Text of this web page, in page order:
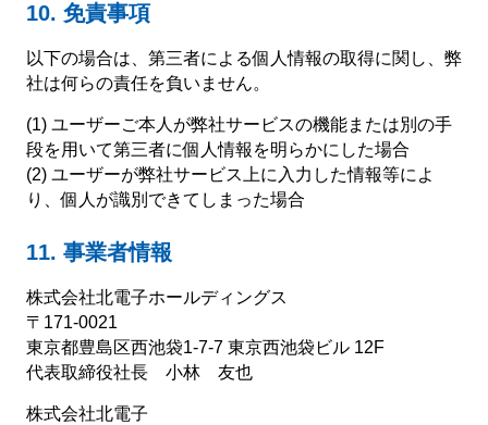
10. 免責事項
以下の場合は、第三者による個人情報の取得に関し、弊
社は何らの責任を負いません。
(1) ユーザーご本人が弊社サービスの機能または別の手
段を用いて第三者に個人情報を明らかにした場合
(2) ユーザーが弊社サービス上に入力した情報等によ
り、個人が識別できてしまった場合
11. 事業者情報
株式会社北電子ホールディングス
〒171-0021
東京都豊島区西池袋1-7-7 東京西池袋ビル 12F
代表取締役社長 小林 友也
株式会社北電子